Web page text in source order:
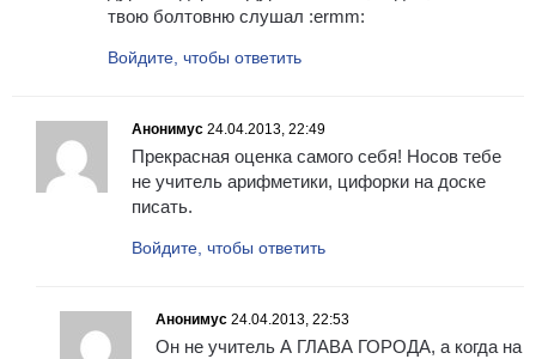
твою болтовню слушал :ermm:
Войдите, чтобы ответить
Анонимус 24.04.2013, 22:49
Прекрасная оценка самого себя! Носов тебе
не учитель арифметики, цифорки на доске
писать.
Войдите, чтобы ответить
Анонимус 24.04.2013, 22:53
Он не учитель А ГЛАВА ГОРОДА, а когда на